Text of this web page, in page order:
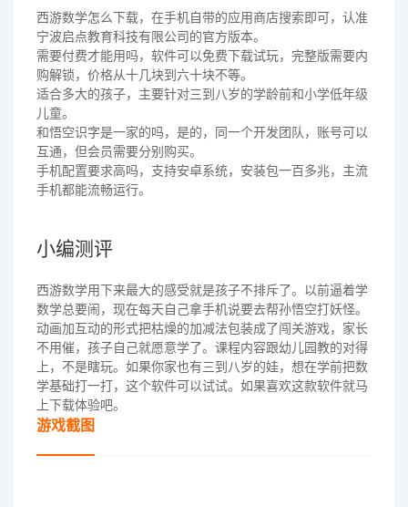
西游数学怎么下载，在手机自带的应用商店搜索即可，认准
宁波启点教育科技有限公司的官方版本。
需要付费才能用吗，软件可以免费下载试玩，完整版需要内
购解锁，价格从十几块到六十块不等。
适合多大的孩子，主要针对三到八岁的学龄前和小学低年级
儿童。
和悟空识字是一家的吗，是的，同一个开发团队，账号可以
互通，但会员需要分别购买。
手机配置要求高吗，支持安卓系统，安装包一百多兆，主流
手机都能流畅运行。
小编测评
西游数学用下来最大的感受就是孩子不排斥了。以前逼着学
数学总要闹，现在每天自己拿手机说要去帮孙悟空打妖怪。
动画加互动的形式把枯燥的加减法包装成了闯关游戏，家长
不用催，孩子自己就愿意学了。课程内容跟幼儿园教的对得
上，不是瞎玩。如果你家也有三到八岁的娃，想在学前把数
学基础打一打，这个软件可以试试。如果喜欢这款软件就马
上下载体验吧。
游戏截图